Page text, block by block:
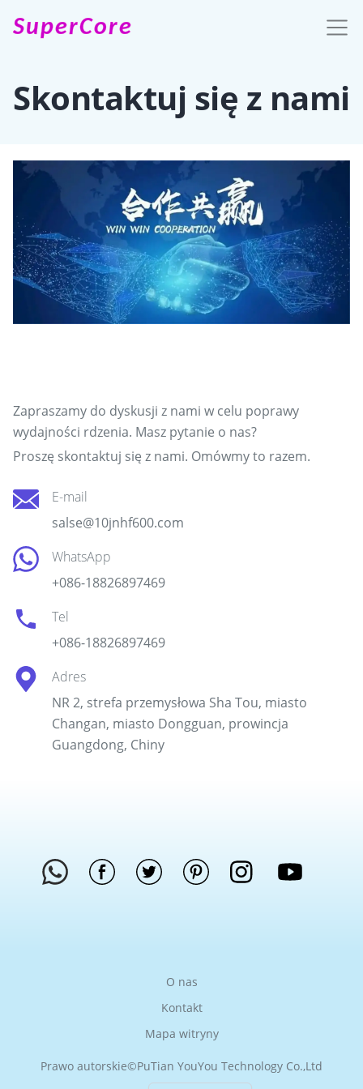
SuperCore
Skontaktuj się z nami
Zapraszamy do dyskusji z nami w celu poprawy
wydajności rdzenia. Masz pytanie o nas?
Proszę skontaktuj się z nami. Omówmy to razem.
E-mail
salse@10jnhf600.com
WhatsApp
+086-18826897469
Tel
+086-18826897469
Adres
NR 2, strefa przemysłowa Sha Tou, miasto
Changan, miasto Dongguan, prowincja
Guangdong, Chiny
O nas
Kontakt
Mapa witryny
Prawo autorskie©PuTian YouYou Technology Co.,Ltd